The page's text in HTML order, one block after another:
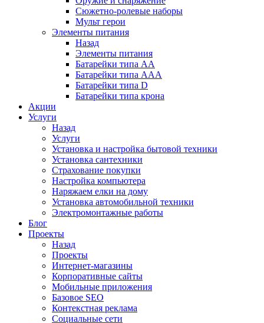
Сюжетно-ролевые наборы
Мульт герои
Элементы питания
Назад
Элементы питания
Батарейки типа АА
Батарейки типа ААА
Батарейки типа D
Батарейки типа крона
Акции
Услуги
Назад
Услуги
Установка и настройка бытовой техники
Установка сантехники
Страхование покупки
Настройка компьютера
Наряжаем елки на дому
Установка автомобильной техники
Электромонтажные работы
Блог
Проекты
Назад
Проекты
Интернет-магазины
Корпоративные сайты
Мобильные приложения
Базовое SEO
Контекстная реклама
Социальные сети